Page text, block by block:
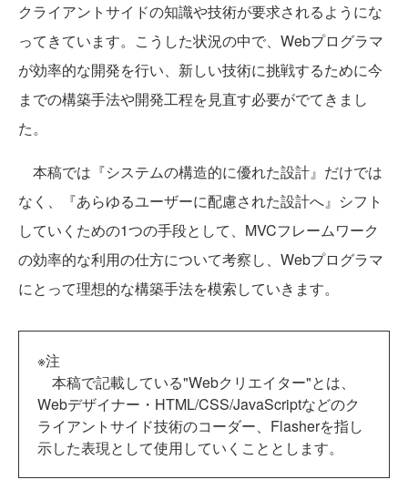
クライアントサイドの知識や技術が要求されるようにな
ってきています。こうした状況の中で、Webプログラマ
が効率的な開発を行い、新しい技術に挑戦するために今
までの構築手法や開発工程を見直す必要がでてきまし
た。
本稿では『システムの構造的に優れた設計』だけでは
なく、『あらゆるユーザーに配慮された設計へ』シフト
していくための1つの手段として、MVCフレームワーク
の効率的な利用の仕方について考察し、Webプログラマ
にとって理想的な構築手法を模索していきます。
※注
本稿で記載している"Webクリエイター"とは、
Webデザイナー・HTML/CSS/JavaScriptなどのク
ライアントサイド技術のコーダー、Flasherを指し
示した表現として使用していくこととします。